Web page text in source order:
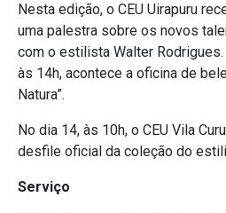
Nesta edição, o CEU Uirapuru
uma palestra sobre os novos
com o estilista Walter
às 14h, acontece a oficina de
Natura”.
No dia 14, às 10h, o CEU Vila
desfile oficial da coleção do
Serviço